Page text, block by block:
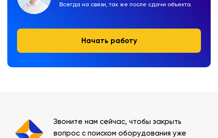
Всегда на связи, так же после сдачи объекта.
Начать работу
Звоните нам сейчас, чтобы закрыть
вопрос с поиском оборудования уже